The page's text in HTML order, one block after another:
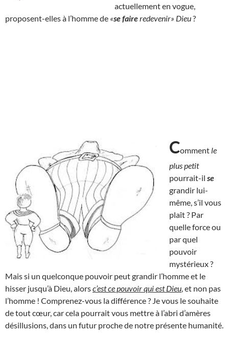
actuellement en vogue,
proposent-elles à l’homme de «se faireredevenir» Dieu?
Comment le
plus petit
pourrait-il se
grandir lui-
même, s’il vous
plaît ? Par
quelle force ou
par quel
pouvoir
mystérieux ?
Mais si un quelconque pouvoir peut grandir l’homme et le
hisser jusqu’à Dieu, alorsc’est ce pouvoir qui est Dieu , et non pas
l’homme ! Comprenez-vous la différence ? Je vous le souhaite
de tout cœur, car cela pourrait vous mettre à l’abri d’amères
désillusions, dans un futur proche de notre présente humanité.